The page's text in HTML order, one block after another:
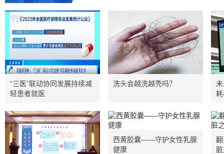
“三医”联动协同发展持续减
轻患者就医
洗头会越洗越秃吗？
西黄胶囊——守护女性乳腺
健康